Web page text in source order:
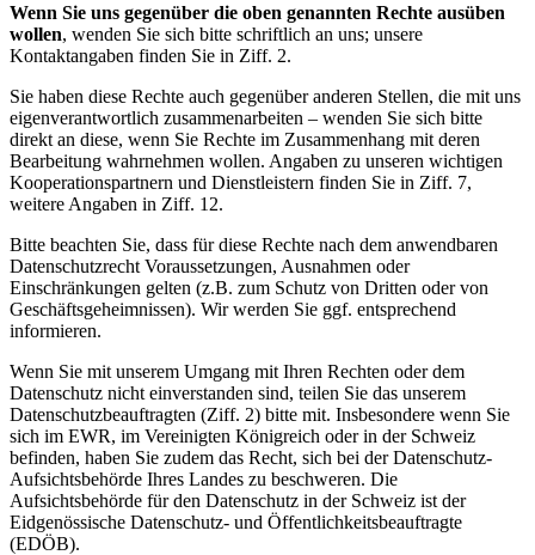
Wenn Sie uns gegenüber die oben genannten Rechte ausüben
wollen, wenden Sie sich bitte schriftlich an uns; unsere
Kontaktangaben finden Sie in Ziff. 2.
Sie haben diese Rechte auch gegenüber anderen Stellen, die mit uns
eigenverantwortlich zusammenarbeiten – wenden Sie sich bitte
direkt an diese, wenn Sie Rechte im Zusammenhang mit deren
Bearbeitung wahrnehmen wollen. Angaben zu unseren wichtigen
Kooperationspartnern und Dienstleistern finden Sie in Ziff. 7,
weitere Angaben in Ziff. 12.
Bitte beachten Sie, dass für diese Rechte nach dem anwendbaren
Datenschutzrecht Voraussetzungen, Ausnahmen oder
Einschränkungen gelten (z.B. zum Schutz von Dritten oder von
Geschäftsgeheimnissen). Wir werden Sie ggf. entsprechend
informieren.
Wenn Sie mit unserem Umgang mit Ihren Rechten oder dem
Datenschutz nicht einverstanden sind, teilen Sie das unserem
Datenschutzbeauftragten (Ziff. 2) bitte mit. Insbesondere wenn Sie
sich im EWR, im Vereinigten Königreich oder in der Schweiz
befinden, haben Sie zudem das Recht, sich bei der Datenschutz-
Aufsichtsbehörde Ihres Landes zu beschweren. Die
Aufsichtsbehörde für den Datenschutz in der Schweiz ist der
Eidgenössische Datenschutz- und Öffentlichkeitsbeauftragte
(EDÖB).